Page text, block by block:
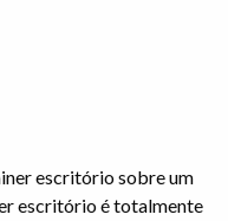
escritório sobre um
escritório é totalmente